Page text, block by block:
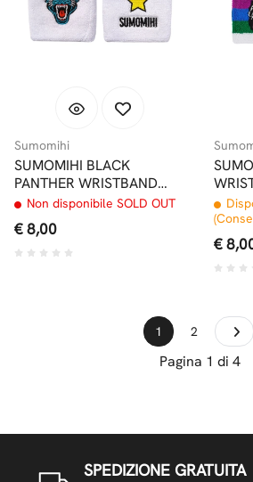
Sumomihi
SUMOMIHI BLACK
PANTHER WRISTBAND
POLSINI IN SPUGNA
Non disponibile SOLD OUT
€ 8,00
€
1 2
Pagina 1 di 4
SPEDIZIONE GRATUITA